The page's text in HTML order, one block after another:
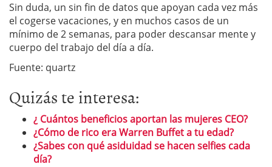
Sin duda, un sin fin de datos que apoyan cada vez más
el cogerse vacaciones, y en muchos casos de un
mínimo de 2 semanas, para poder descansar mente y
cuerpo del trabajo del día a día.
Fuente: quartz
Quizás te interesa:
¿ Cuántos beneficios aportan las mujeres CEO?
¿Cómo de rico era Warren Buffet a tu edad?
¿Sabes con qué asiduidad se hacen selfies cada
día?